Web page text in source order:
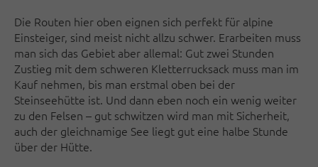
Die Routen hier oben eignen sich perfekt für alpine
Einsteiger, sind meist nicht allzu schwer. Erarbeiten muss
man sich das Gebiet aber allemal: Gut zwei Stunden
Zustieg mit dem schweren Kletterrucksack muss man im
Kauf nehmen, bis man erstmal oben bei der
Steinseehütte ist. Und dann eben noch ein wenig weiter
zu den Felsen – gut schwitzen wird man mit Sicherheit,
auch der gleichnamige See liegt gut eine halbe Stunde
über der Hütte.